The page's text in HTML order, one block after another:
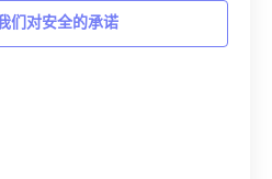
们对安全的承诺